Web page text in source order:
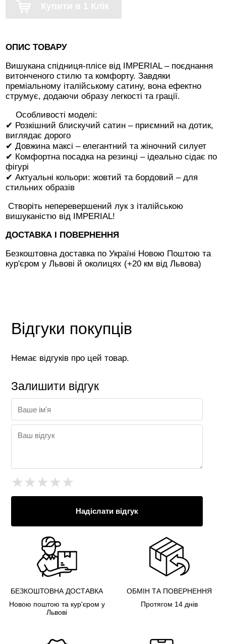
Купити в 1 Клік
ОПИС ТОВАРУ
Вишукана спідниця-плісе від IMPERIAL – поєднання
витонченого стилю та комфорту. Завдяки
преміальному італійському сатину, вона ефектно
струмує, додаючи образу легкості та грації.
Особливості моделі:
✔ Розкішний блискучий сатин – приємний на дотик,
виглядає дорого
✔ Довжина максі – елегантний та жіночний силует
✔ Комфортна посадка на резинці – ідеально сідає по
фігурі
✔ Актуальні кольори: жовтий та бордовий – для
стильних образів
Створіть неперевершений лук з італійською
вишуканістю від IMPERIAL!
ДОСТАВКА І ПОВЕРНЕННЯ
Безкоштовна доставка по Україні Новою Поштою та
кур'єром у Львові й околицях (+20 км від Львова)
Відгуки покупців
Немає відгуків про цей товар.
Залишити відгук
★★★★★
Надіслати відгук
БЕЗКОШТОВНА ДОСТАВКА
Новою поштою та кур'єром у
Львові
ОБМІН ТА ПОВЕРНЕННЯ
Протягом 14 днів